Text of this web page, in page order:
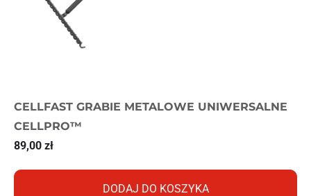
CELLFAST GRABIE METALOWE UNIWERSALNE
CELLPRO™
89,00 zł
DODAJ DO KOSZYKA